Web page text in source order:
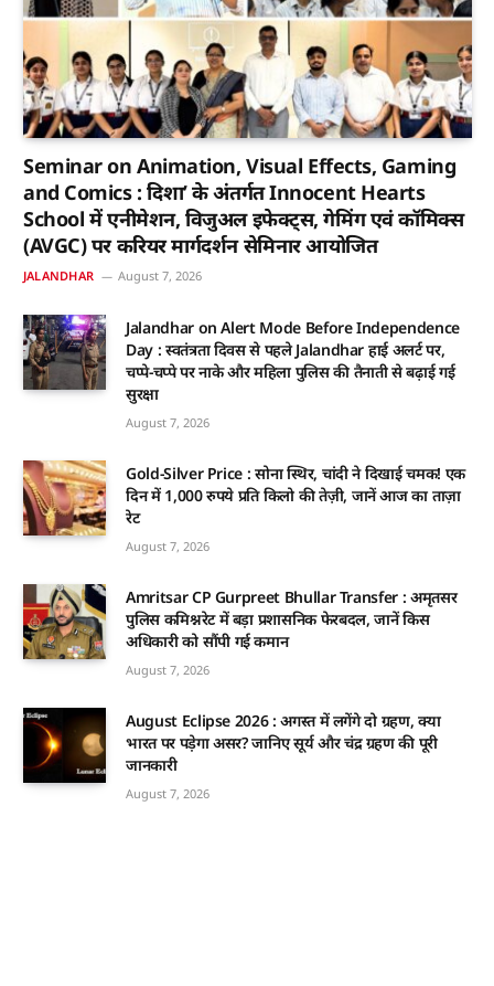
Seminar on Animation, Visual Effects, Gaming
and Comics : दिशा’ के अंतर्गत Innocent Hearts
School में एनीमेशन, विजुअल इफेक्ट्स, गेमिंग एवं कॉमिक्स
(AVGC) पर करियर मार्गदर्शन सेमिनार आयोजित
JALANDHAR August 7, 2026
Jalandhar on Alert Mode Before Independence
Day : स्वतंत्रता दिवस से पहले Jalandhar हाई अलर्ट पर,
चप्पे-चप्पे पर नाके और महिला पुलिस की तैनाती से बढ़ाई गई
सुरक्षा
August 7, 2026
Gold-Silver Price : सोना स्थिर, चांदी ने दिखाई चमक! एक
दिन में 1,000 रुपये प्रति किलो की तेज़ी, जानें आज का ताज़ा
रेट
August 7, 2026
Amritsar CP Gurpreet Bhullar Transfer : अमृतसर
पुलिस कमिश्नरेट में बड़ा प्रशासनिक फेरबदल, जानें किस
अधिकारी को सौंपी गई कमान
August 7, 2026
August Eclipse 2026 : अगस्त में लगेंगे दो ग्रहण, क्या
भारत पर पड़ेगा असर? जानिए सूर्य और चंद्र ग्रहण की पूरी
जानकारी
August 7, 2026